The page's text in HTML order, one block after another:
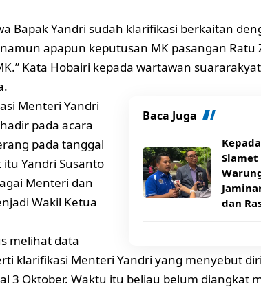
Bapak Yandri sudah klarifikasi berkaitan
apapun keputusan MK pasangan Ratu
Kata Hobairi kepada wartawan
Baca Juga
dan
Menteri Yandri
pada acara
pada tanggal
Yandri Susanto
Menteri dan
Wakil Ketua
melihat data
klarifikasi Menteri Yandri yang menyebut
3 Oktober. Waktu itu beliau belum diangkat